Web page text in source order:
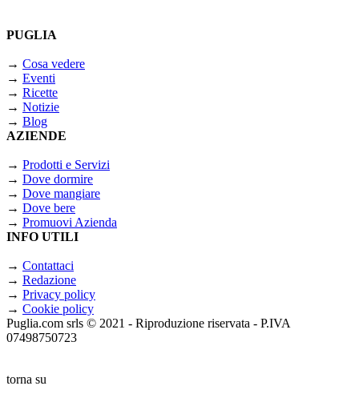
PUGLIA
→ Cosa vedere
→ Eventi
→ Ricette
→ Notizie
→ Blog
AZIENDE
→ Prodotti e Servizi
→ Dove dormire
→ Dove mangiare
→ Dove bere
→ Promuovi Azienda
INFO UTILI
→ Contattaci
→ Redazione
→ Privacy policy
→ Cookie policy
Puglia.com srls © 2021 - Riproduzione riservata - P.IVA
07498750723
torna su